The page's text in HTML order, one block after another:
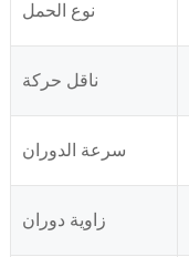
نوع الحمل
ناقل حركة
سرعة الدوران
زاوية دوران